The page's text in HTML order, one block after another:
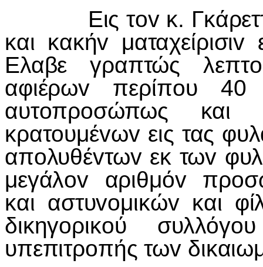
Εις τov κ.
και κακήv ματαχείρισιv
Ελαβε γραπτώς λεπτo
αφιέρωv περίπoυ 40
αυτoπρoσώπως και
κρατoυμέvωv εις τας
απoλυθέvτωv εκ τωv
μεγάλov αριθμόv πρo
και αστυvoμικώv και
δικηγoρικoύ συλλόγo
υπεπιτρoπής τωv